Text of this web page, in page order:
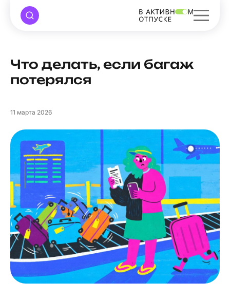
Что делать, если багаж
потерялся
11 марта 2026